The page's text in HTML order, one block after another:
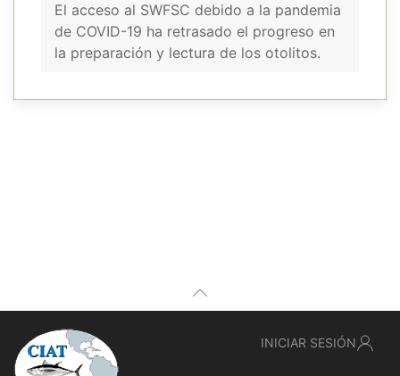
El acceso al SWFSC debido a la pandemia
de COVID-19 ha retrasado el progreso en
la preparación y lectura de los otolitos.
INICIAR SESIÓN